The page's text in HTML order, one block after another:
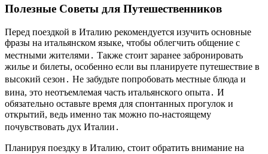
Полезные Советы для Путешественников
Перед поездкой в Италию рекомендуется изучить основные
фразы на итальянском языке, чтобы облегчить общение с
местными жителями․ Также стоит заранее забронировать
жилье и билеты, особенно если вы планируете путешествие в
высокий сезон․ Не забудьте попробовать местные блюда и
вина, это неотъемлемая часть итальянского опыта․ И
обязательно оставьте время для спонтанных прогулок и
открытий, ведь именно так можно по-настоящему
почувствовать дух Италии․
Планируя поездку в Италию, стоит обратить внимание на